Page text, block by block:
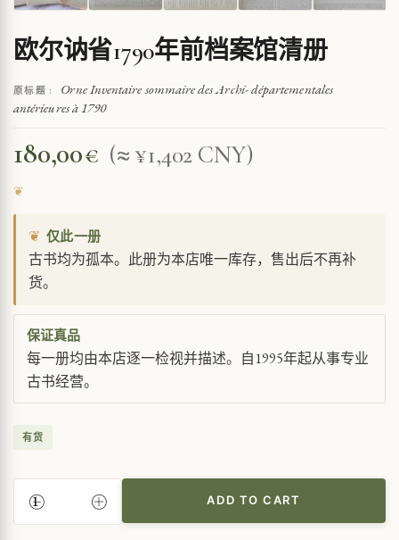
欧尔讷省1790年前档案馆清册
原标题 :
Orne Inventaire sommaire des Archi- départementales
antérieures à 1790
180,00€ (≈ ¥1,402 CNY)
❦ 仅此一册
古书均为孤本。此册为本店唯一库存，售出后不再补
货。
保证真品
每一册均由本店逐一检视并描述。自1995年起从事专业
古书经营。
有货
尔
ADD TO CART